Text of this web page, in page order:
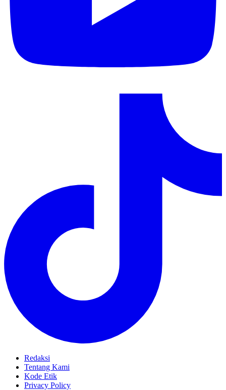
Redaksi
Tentang Kami
Kode Etik
Privacy Policy